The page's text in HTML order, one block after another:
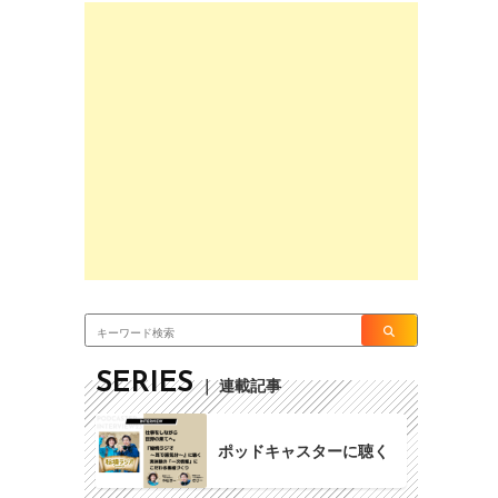
SERIES ｜ 連載記事
ポッドキャスターに聴く